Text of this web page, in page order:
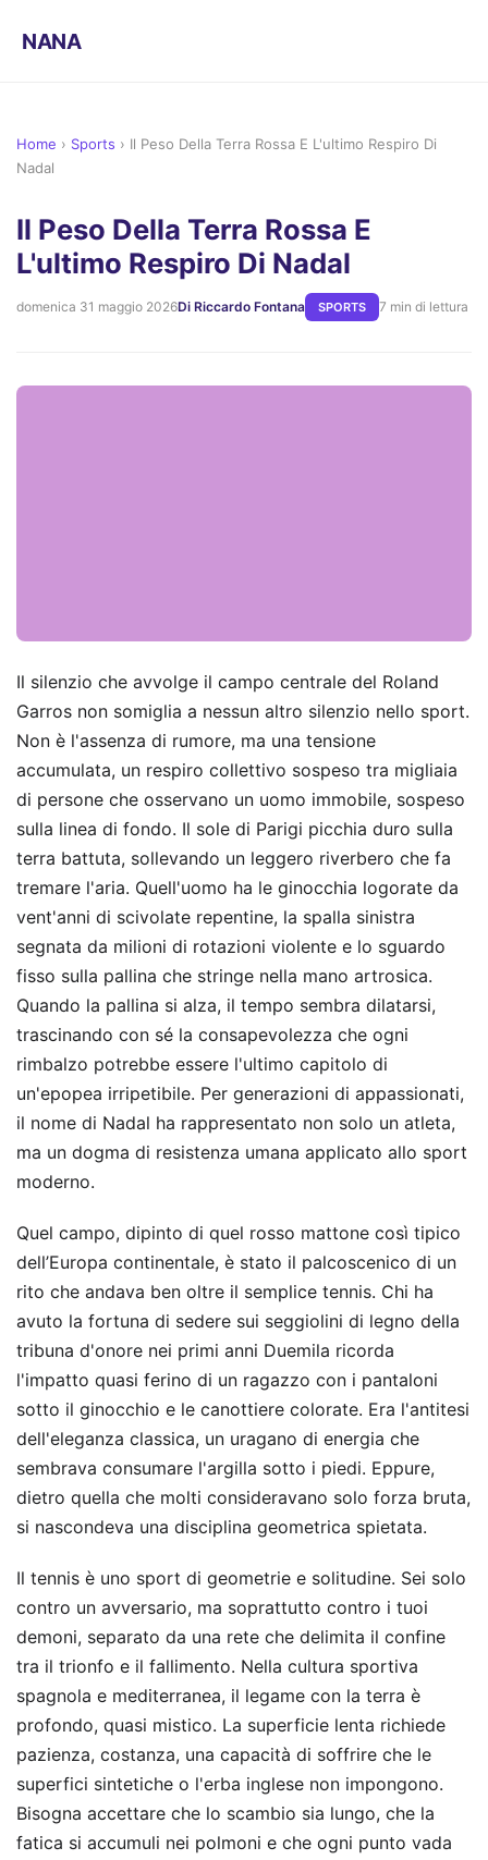
NANA
Home › Sports › Il Peso Della Terra Rossa E L'ultimo Respiro Di
Nadal
Il Peso Della Terra Rossa E
L'ultimo Respiro Di Nadal
domenica 31 maggio 2026Di Riccardo Fontana SPORTS 7 min di lettura
Il silenzio che avvolge il campo centrale del Roland
Garros non somiglia a nessun altro silenzio nello sport.
Non è l'assenza di rumore, ma una tensione
accumulata, un respiro collettivo sospeso tra migliaia
di persone che osservano un uomo immobile, sospeso
sulla linea di fondo. Il sole di Parigi picchia duro sulla
terra battuta, sollevando un leggero riverbero che fa
tremare l'aria. Quell'uomo ha le ginocchia logorate da
vent'anni di scivolate repentine, la spalla sinistra
segnata da milioni di rotazioni violente e lo sguardo
fisso sulla pallina che stringe nella mano artrosica.
Quando la pallina si alza, il tempo sembra dilatarsi,
trascinando con sé la consapevolezza che ogni
rimbalzo potrebbe essere l'ultimo capitolo di
un'epopea irripetibile. Per generazioni di appassionati,
il nome di Nadal ha rappresentato non solo un atleta,
ma un dogma di resistenza umana applicato allo sport
moderno.
Quel campo, dipinto di quel rosso mattone così tipico
dell’Europa continentale, è stato il palcoscenico di un
rito che andava ben oltre il semplice tennis. Chi ha
avuto la fortuna di sedere sui seggiolini di legno della
tribuna d'onore nei primi anni Duemila ricorda
l'impatto quasi ferino di un ragazzo con i pantaloni
sotto il ginocchio e le canottiere colorate. Era l'antitesi
dell'eleganza classica, un uragano di energia che
sembrava consumare l'argilla sotto i piedi. Eppure,
dietro quella che molti consideravano solo forza bruta,
si nascondeva una disciplina geometrica spietata.
Il tennis è uno sport di geometrie e solitudine. Sei solo
contro un avversario, ma soprattutto contro i tuoi
demoni, separato da una rete che delimita il confine
tra il trionfo e il fallimento. Nella cultura sportiva
spagnola e mediterranea, il legame con la terra è
profondo, quasi mistico. La superficie lenta richiede
pazienza, costanza, una capacità di soffrire che le
superfici sintetiche o l'erba inglese non impongono.
Bisogna accettare che lo scambio sia lungo, che la
fatica si accumuli nei polmoni e che ogni punto vada